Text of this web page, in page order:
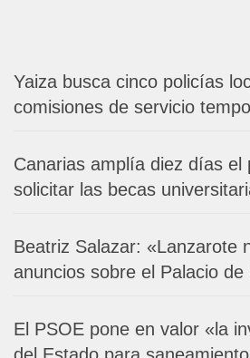
Yaiza busca cinco policías
comisiones de servicio
Canarias amplía diez días el
solicitar las becas
Beatriz Salazar: «Lanzarote
anuncios sobre el Palacio de
El PSOE pone en valor «la